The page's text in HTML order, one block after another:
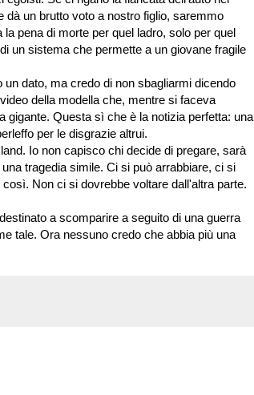
un brutto voto a nostro figlio, saremmo
pena di morte per quel ladro, solo per quel
un sistema che permette a un giovane fragile
dato, ma credo di non sbagliarmi dicendo
della modella che, mentre si faceva
gigante. Questa sì che è la notizia perfetta: una
per le disgrazie altrui.
Io non capisco chi decide di pregare, sarà
tragedia simile. Ci si può arrabbiare, ci si
Non ci si dovrebbe voltare dall'altra parte.
a scomparire a seguito di una guerra
tale. Ora nessuno credo che abbia più una